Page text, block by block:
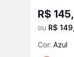
R$ 145,
ou R$ 149
Cor: Azul